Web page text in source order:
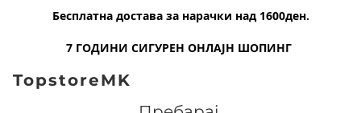
Бесплатна достава за нарачки над 1600ден.
7 ГОДИНИ СИГУРЕН ОНЛАЈН ШОПИНГ
TopstoreMK